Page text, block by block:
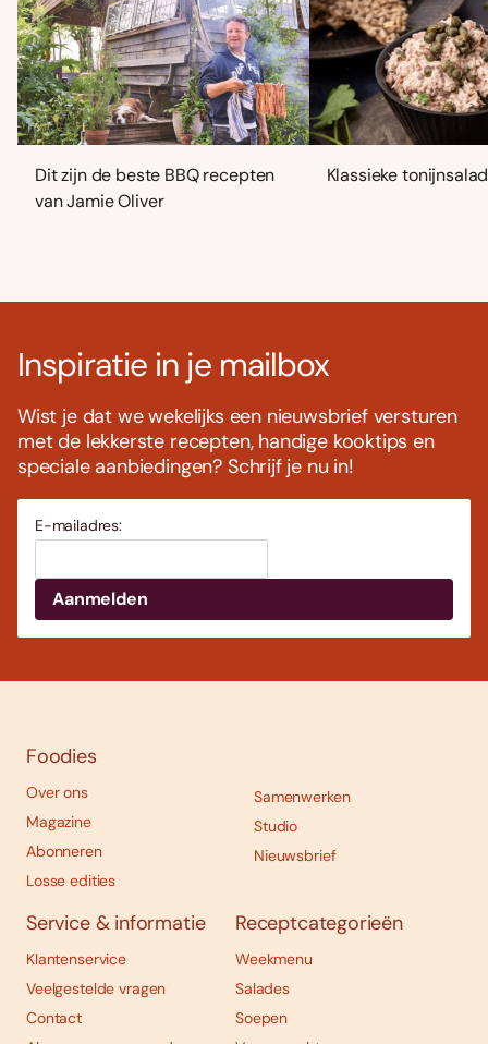
Dit zijn de beste BBQ recepten
van Jamie Oliver
Klassieke
Inspiratie in je mailbox
Wist je dat we wekelijks een nieuwsbrief versturen
met de lekkerste recepten, handige kooktips en
speciale aanbiedingen? Schrijf je nu in!
E-mailadres:
Foodies
Over ons
Magazine
Abonneren
Losse edities
Samenwerken
Studio
Nieuwsbrief
Service & informatie
Klantenservice
Veelgestelde vragen
Contact
Receptcategorieën
Weekmenu
Salades
Soepen